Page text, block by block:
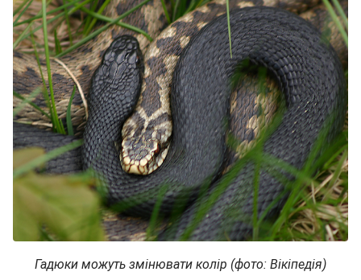
Гадюки можуть змінювати колір (фото: Вікіпедія)